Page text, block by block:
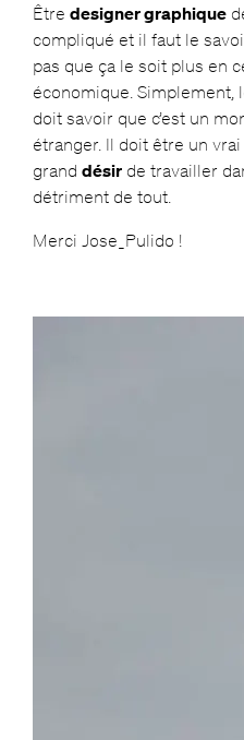
Être designer graphique
compliqué et il faut le
pas que ça le soit plus en
économique. Simplement,
doit savoir que c’est un
étranger. Il doit être un vrai
grand désirde travailler
détriment de tout.
Merci Jose_Pulido !